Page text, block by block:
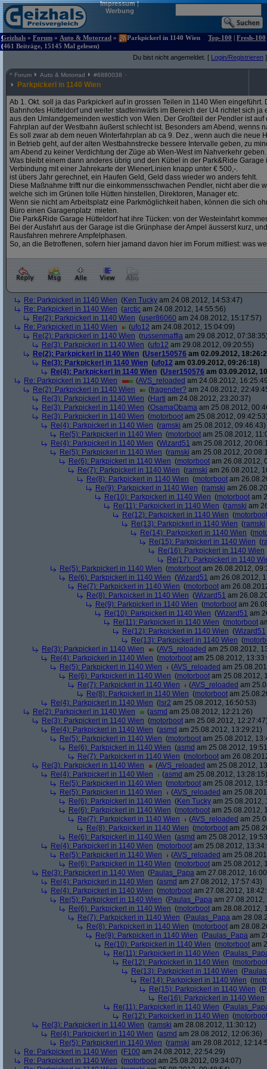
Impressum|
Werbung
Geizhals » Forum » Auto & Motorrad »
Parkpickerl in 1140 Wien
(461 Beiträge, 15145 Mal gelesen)
Top-100 | Fresh-100
Du bist nicht angemeldet. [ Login/Registrieren ]
^ Forum Auto & Motorrad #6880038
Parkpickerl in 1140 Wien
Ab 1. Okt. soll ja das Parkpickerl auf in grossen Teilen in 1140 Wien
Bahnhofes Hütteldorf und weiter stadteinwärts im Bereich der U4 richtet sich
aus den Umlandgemeinden westlich von Wien. Der Großteil der Pendler ist
Fahrplan auf der Westbahn äußerst schlecht ist. Besonders am Abend, wenns
Es soll zwar ab dem neuen Winterfahrplan ab ca 9. Dez., wenn auch die neue
in Betrieb geht, auf der alten Westbahnstrecke bessere Intervalle geben, zu
am Abend zu keiner Verdichtung der Züge ab Wien-West im Nahverkehr geben.
Was bleibt einem dann anderes übrig und den Kübel in der Park&Ride
Verbindung mit einer Jahrekarte der WienerLinien knapp unter € 500,-.
ist übers Jahr gerechnet, ein Haufen Geld, Geld dass wieder wo anders fehlt.
Diese Maßnahme trifft nur die einkommensschwachen Pendler, nicht aber die
welche sich im Grünen tolle Hütten hinstellen, Direktoren, Manager etc.
Wenn sie nicht am Arbeitsplatz eine Parkmöglichkeit haben, können die sich
Büro einen Garagenplatz mieten.
Die Park&Ride Garage Hütteldorf hat ihre Tücken: von der Westeinfahrt
Bei der Ausfahrt aus der Garage ist die Grünphase der Ampel äusserst kurz,
Rausfahren mehrere Ampfelphasen.
So, an die Betroffenen, sofern hier jamand davon hier im Forum mitliest: was
Re: Parkpickerl in 1140 Wien (Ken Tucky am 24.08.2012, 14:53:47)
Re: Parkpickerl in 1140 Wien (arctic am 24.08.2012, 14:55:56)
Re(2): Parkpickerl in 1140 Wien (user86060 am 24.08.2012, 15:17:57)
Re: Parkpickerl in 1140 Wien
(ufo12 am 24.08.2012, 15:04:09)
Re(2): Parkpickerl in 1140 Wien (russenmaffia am 29.08.2012,
Re(3): Parkpickerl in 1140 Wien (ufo12 am 29.08.2012, 09:20:55)
Re(2): Parkpickerl in 1140 Wien (User150576 am 02.09.2012,
Re(3): Parkpickerl in 1140 Wien (ufo12 am 03.09.2012, 09:26:18)
Re(4): Parkpickerl in 1140 Wien (User150576 am 03.09.2012,
Re: Parkpickerl in 1140 Wien
(AVS_reloaded am 24.08.2012,
Re(2): Parkpickerl in 1140 Wien
(fragender? am 24.08.2012,
Re(3): Parkpickerl in 1140 Wien (Harti am 24.08.2012, 23:20:37)
Re(3): Parkpickerl in 1140 Wien (OsamaObama am 25.08.2012,
Re(3): Parkpickerl in 1140 Wien (motorboot am 25.08.2012,
Re(4): Parkpickerl in 1140 Wien (ramski am 25.08.2012, 09:46:43)
Re(5): Parkpickerl in 1140 Wien (motorboot am 25.08.2012,
Re(4): Parkpickerl in 1140 Wien (Wizard51 am 25.08.2012,
Re(5): Parkpickerl in 1140 Wien (ramski am 25.08.2012,
Re(6): Parkpickerl in 1140 Wien (motorboot am 26.08.2012,
Re(7): Parkpickerl in 1140 Wien (ramski am 26.08.2012,
Re(8): Parkpickerl in 1140 Wien (motorboot am
Re(9): Parkpickerl in 1140 Wien (ramski am
Re(10): Parkpickerl in 1140 Wien (motorboot am
Re(11): Parkpickerl in 1140 Wien (ramski am
Re(12): Parkpickerl in 1140 Wien (motorboot
Re(13): Parkpickerl in 1140 Wien (ramski
Re(14): Parkpickerl in 1140 Wien (
Re(15): Parkpickerl in 1140 Wien (
Re(16): Parkpickerl in 1140 Wien
Re(17): Parkpickerl in 1140
Re(5): Parkpickerl in 1140 Wien (motorboot am 26.08.2012,
Re(6): Parkpickerl in 1140 Wien (Wizard51 am 26.08.2012,
Re(7): Parkpickerl in 1140 Wien (motorboot am
Re(8): Parkpickerl in 1140 Wien (Wizard51 am
Re(9): Parkpickerl in 1140 Wien (motorboot am
Re(10): Parkpickerl in 1140 Wien (Wizard51 am
Re(11): Parkpickerl in 1140 Wien (motorboot
Re(12): Parkpickerl in 1140 Wien (Wizard51
Re(13): Parkpickerl in 1140 Wien (
Re(3): Parkpickerl in 1140 Wien
(AVS_reloaded am 25.08.2012,
Re(4): Parkpickerl in 1140 Wien (motorboot am 25.08.2012,
Re(5): Parkpickerl in 1140 Wien
(AVS_reloaded am
Re(6): Parkpickerl in 1140 Wien (motorboot am 25.08.2012,
Re(7): Parkpickerl in 1140 Wien
(AVS_reloaded am
Re(8): Parkpickerl in 1140 Wien (motorboot am
Re(4): Parkpickerl in 1140 Wien ( lsr2 am 25.08.2012, 16:50:53)
Re(2): Parkpickerl in 1140 Wien
(asmd am 25.08.2012, 12:21:26)
Re(3): Parkpickerl in 1140 Wien (motorboot am 25.08.2012,
Re(4): Parkpickerl in 1140 Wien (asmd am 25.08.2012, 13:29:21)
Re(5): Parkpickerl in 1140 Wien (motorboot am 25.08.2012,
Re(6): Parkpickerl in 1140 Wien (asmd am 25.08.2012,
Re(7): Parkpickerl in 1140 Wien (motorboot am
Re(3): Parkpickerl in 1140 Wien
(AVS_reloaded am 25.08.2012,
Re(4): Parkpickerl in 1140 Wien
(asmd am 25.08.2012, 13:28:15)
Re(5): Parkpickerl in 1140 Wien (motorboot am 25.08.2012,
Re(5): Parkpickerl in 1140 Wien
(AVS_reloaded am
Re(6): Parkpickerl in 1140 Wien (Ken Tucky am 25.08.2012,
Re(6): Parkpickerl in 1140 Wien (motorboot am 25.08.2012,
Re(7): Parkpickerl in 1140 Wien
(AVS_reloaded am
Re(8): Parkpickerl in 1140 Wien (motorboot am
Re(6): Parkpickerl in 1140 Wien (asmd am 25.08.2012,
Re(4): Parkpickerl in 1140 Wien (motorboot am 25.08.2012,
Re(5): Parkpickerl in 1140 Wien
(AVS_reloaded am
Re(6): Parkpickerl in 1140 Wien (motorboot am 25.08.2012,
Re(3): Parkpickerl in 1140 Wien (Paulas_Papa am 27.08.2012,
Re(4): Parkpickerl in 1140 Wien (asmd am 27.08.2012, 17:57:43)
Re(4): Parkpickerl in 1140 Wien (motorboot am 27.08.2012,
Re(5): Parkpickerl in 1140 Wien (Paulas_Papa am 27.08.2012,
Re(6): Parkpickerl in 1140 Wien (motorboot am 28.08.2012,
Re(7): Parkpickerl in 1140 Wien (Paulas_Papa am
Re(8): Parkpickerl in 1140 Wien (motorboot am
Re(9): Parkpickerl in 1140 Wien (Paulas_Papa am
Re(10): Parkpickerl in 1140 Wien (motorboot am
Re(11): Parkpickerl in 1140 Wien (
Re(12): Parkpickerl in 1140 Wien (motorboot
Re(13): Parkpickerl in 1140 Wien (
Re(14): Parkpickerl in 1140 Wien (
Re(15): Parkpickerl in 1140 Wien (
Re(16): Parkpickerl in 1140 Wien
Re(11): Parkpickerl in 1140 Wien (
Re(12): Parkpickerl in 1140 Wien (motorboot
Re(3): Parkpickerl in 1140 Wien (ramski am 28.08.2012, 11:30:12)
Re(4): Parkpickerl in 1140 Wien (asmd am 28.08.2012, 12:06:36)
Re(5): Parkpickerl in 1140 Wien (ramski am 28.08.2012,
Re: Parkpickerl in 1140 Wien (F100 am 24.08.2012, 22:54:29)
Re: Parkpickerl in 1140 Wien (motorboot am 25.08.2012, 09:34:07)